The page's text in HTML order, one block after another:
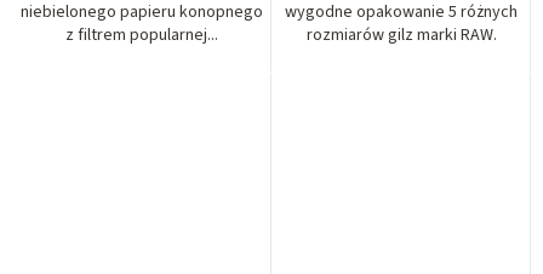
niebielonego papieru konopnego
z filtrem popularnej...
wygodne opakowanie 5 różnych
rozmiarów gilz marki RAW.